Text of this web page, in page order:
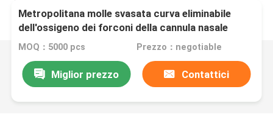
Metropolitana molle svasata curva eliminabile
dell'ossigeno dei forconi della cannula nasale
medica di Oxygene
MOQ：5000 pcs Prezzo：negotiable
Miglior prezzo Contattici